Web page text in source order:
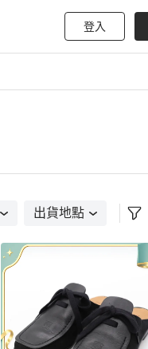
登入
出貨地點